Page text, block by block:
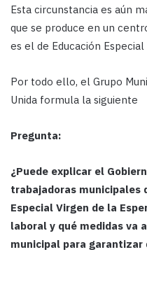
Esta circunstancia es aún
que se produce en un
es el de Educación
Por todo ello, el Grupo
Unida formula la siguiente
Pregunta:
¿Puede explicar el
trabajadoras municipales
Especial Virgen de la
laboral y qué medidas va
municipal para garantizar